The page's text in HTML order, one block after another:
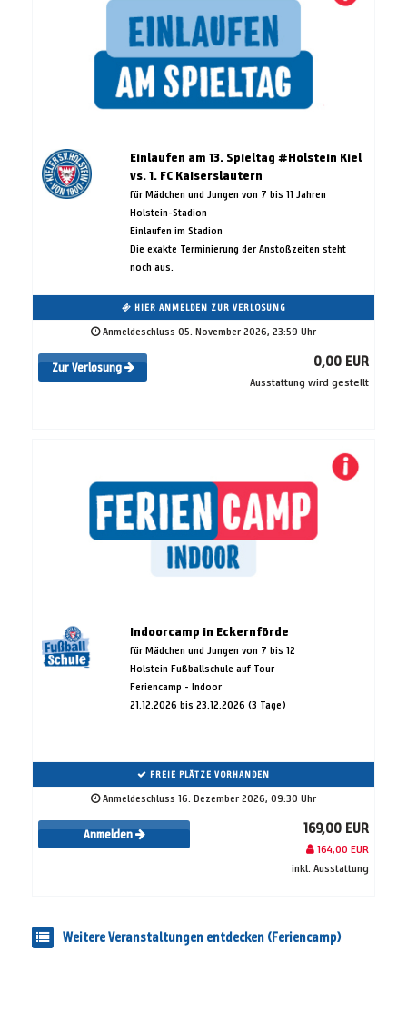
Einlaufen am 13. Spieltag #Holstein Kiel
vs. 1. FC Kaiserslautern
für Mädchen und Jungen von 7 bis 11 Jahren
Holstein-Stadion
Einlaufen im Stadion
Die exakte Terminierung der Anstoßzeiten steht
noch aus.
HIER ANMELDEN ZUR VERLOSUNG
Anmeldeschluss 05. November 2026, 23:59 Uhr
Zur Verlosung 0,00 EUR
Ausstattung wird gestellt
Indoorcamp in Eckernförde
für Mädchen und Jungen von 7 bis 12
Holstein Fußballschule auf Tour
Feriencamp - Indoor
21.12.2026 bis 23.12.2026 (3 Tage)
FREIE PLÄTZE VORHANDEN
Anmeldeschluss 16. Dezember 2026, 09:30 Uhr
Anmelden 169,00 EUR
164,00 EUR
inkl. Ausstattung
Weitere Veranstaltungen entdecken (Feriencamp)